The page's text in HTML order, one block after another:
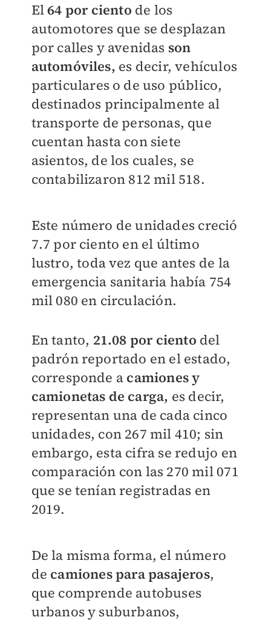
El64 por ciento de los
automotores que se desplazan
por calles y avenidas son
automóviles, es decir, vehículos
particulares o de uso público,
destinados principalmente al
transporte de personas, que
cuentan hasta con siete
asientos, de los cuales, se
contabilizaron 812 mil 518.
Este número de unidades creció
7.7 por ciento en el último
lustro, toda vez que antes de la
emergencia sanitaria había 754
mil 080 en circulación.
En tanto, 21.08 por ciento del
padrón reportado en el estado,
corresponde a camiones y
camionetas de carga, es decir,
representan una de cada cinco
unidades, con 267 mil 410; sin
embargo, esta cifra se redujo en
comparación con las 270 mil 071
que se tenían registradas en
2019.
De la misma forma, el número
de camiones para pasajeros,
que comprende autobuses
urbanos y suburbanos,